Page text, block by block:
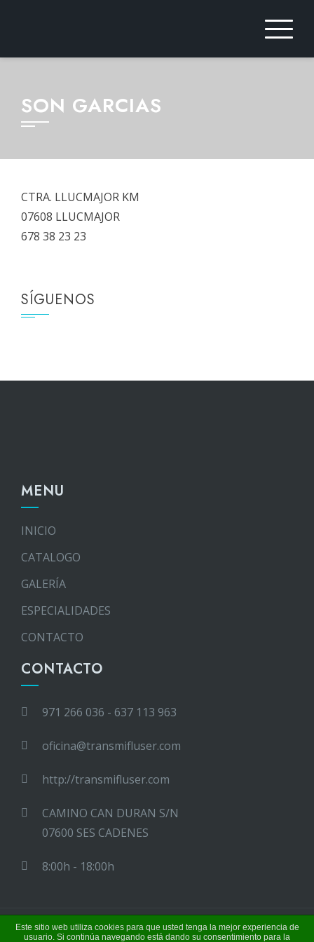
SON GARCIAS
CTRA. LLUCMAJOR KM
07608 LLUCMAJOR
678 38 23 23
SÍGUENOS
MENU
INICIO
CATALOGO
GALERÍA
ESPECIALIDADES
CONTACTO
CONTACTO
971 266 036 - 637 113 963
oficina@transmifluser.com
http://transmifluser.com
CAMINO CAN DURAN S/N
07600 SES CADENES
8:00h - 18:00h
Tema para WordPress|Squarede HashThemes
Este sitio web utiliza cookies para que usted tenga la mejor experiencia de
usuario. Si continúa navegando está dando su consentimiento para la